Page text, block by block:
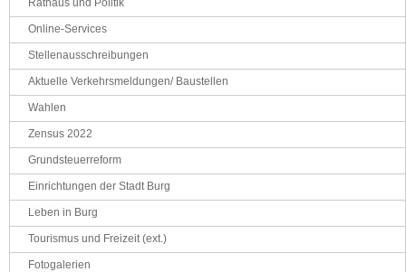
Rathaus und Politik
Online-Services
Stellenausschreibungen
Aktuelle Verkehrsmeldungen/ Baustellen
Wahlen
Zensus 2022
Grundsteuerreform
Einrichtungen der Stadt Burg
Leben in Burg
Tourismus und Freizeit (ext.)
Fotogalerien